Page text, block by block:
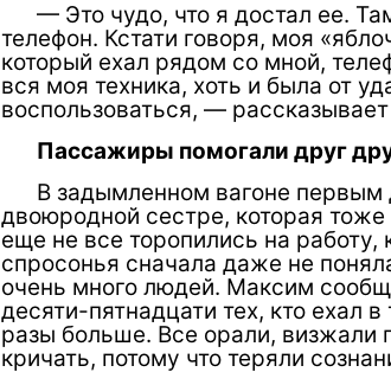
— Это чудо, что я достал ее.
телефон. Кстати говоря, моя
который ехал рядом со мной,
вся моя техника, хоть и была от
воспользоваться, —
Пассажиры помогали друг
В задымленном вагоне первым
двоюродной сестре, которая
еще не все торопились на работу,
спросонья сначала даже не
очень много людей. Максим
десяти-пятнадцати тех, кто ехал
разы больше. Все орали, визжали
кричать, потому что теряли